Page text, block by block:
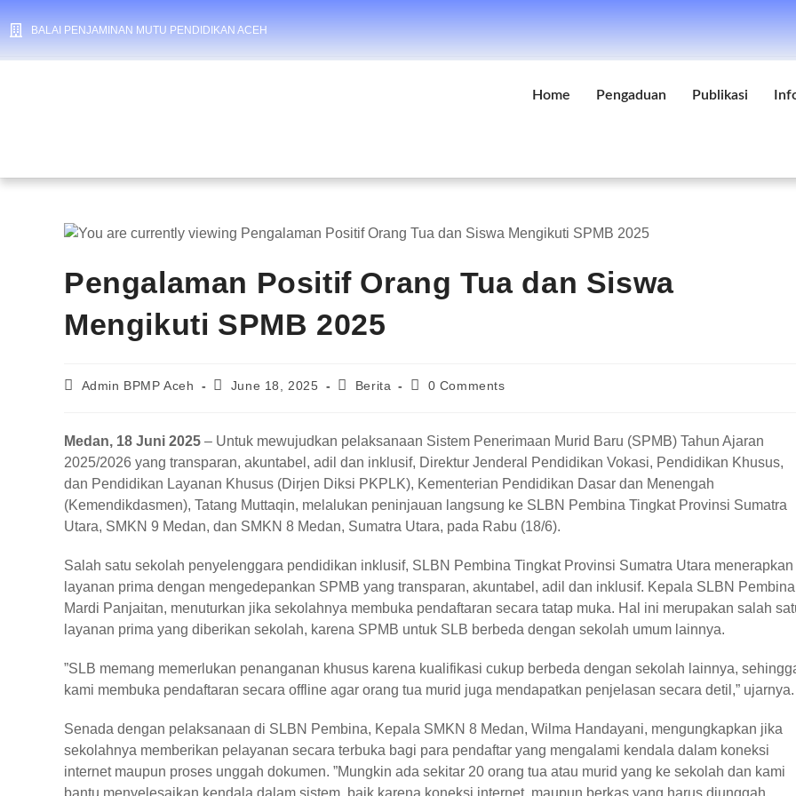
BALAI PENJAMINAN MUTU PENDIDIKAN ACEH
Home Pengaduan Publikasi
Pengalaman Positif Orang Tua dan Siswa
Mengikuti SPMB 2025
Admin BPMP Aceh June 18, 2025 Berita 0 Comments
Medan, 18 Juni 2025 – Untuk mewujudkan pelaksanaan Sistem Penerimaan Murid Baru (SPMB) Tahun Ajaran
2025/2026 yang transparan, akuntabel, adil dan inklusif, Direktur Jenderal Pendidikan Vokasi, Pendidikan Khusus,
dan Pendidikan Layanan Khusus (Dirjen Diksi PKPLK), Kementerian Pendidikan Dasar dan Menengah
(Kemendikdasmen), Tatang Muttaqin, melalukan peninjauan langsung ke SLBN Pembina Tingkat Provinsi Sumatra
Utara, SMKN 9 Medan, dan SMKN 8 Medan, Sumatra Utara, pada Rabu (18/6).
Salah satu sekolah penyelenggara pendidikan inklusif, SLBN Pembina Tingkat Provinsi Sumatra Utara menerapkan
layanan prima dengan mengedepankan SPMB yang transparan, akuntabel, adil dan inklusif. Kepala SLBN
Mardi Panjaitan, menuturkan jika sekolahnya membuka pendaftaran secara tatap muka. Hal ini merupakan salah
layanan prima yang diberikan sekolah, karena SPMB untuk SLB berbeda dengan sekolah umum lainnya.
”SLB memang memerlukan penanganan khusus karena kualifikasi cukup berbeda dengan sekolah lainnya,
kami membuka pendaftaran secara offline agar orang tua murid juga mendapatkan penjelasan secara detil,” ujarnya.
Senada dengan pelaksanaan di SLBN Pembina, Kepala SMKN 8 Medan, Wilma Handayani, mengungkapkan jika
sekolahnya memberikan pelayanan secara terbuka bagi para pendaftar yang mengalami kendala dalam koneksi
internet maupun proses unggah dokumen. ”Mungkin ada sekitar 20 orang tua atau murid yang ke sekolah dan kami
bantu menyelesaikan kendala dalam sistem, baik karena koneksi internet, maupun berkas yang harus diunggah.